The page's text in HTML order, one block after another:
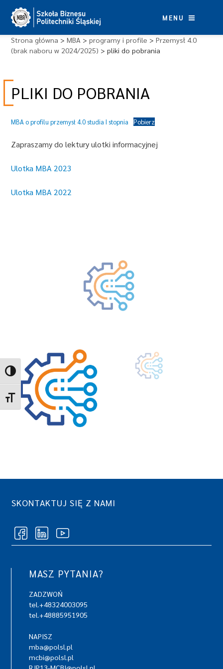
Toggle High Contrast
Toggle Font size
content
MENU
Strona główna >MBA >programy i profile >Przemysł 4.0
(brak naboru w 2024/2025) >pliki do pobrania
PLIKI DO POBRANIA
MBA o profilu przemysł 4.0 studia I stopnia Pobierz
Zapraszamy do lektury ulotki informacyjnej
Ulotka MBA 2023
Ulotka MBA 2022
SKONTAKTUJ SIĘ Z NAMI
MASZ PYTANIA?
ZADZWOŃ
tel.+48324003095
tel.+48885951905
NAPISZ
mba@polsl.pl
mcbi@polsl.pl